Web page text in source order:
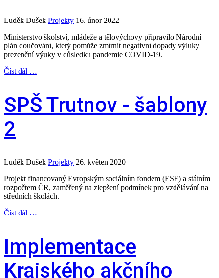
Luděk Dušek Projekty 16. únor 2022
Ministerstvo školství, mládeže a tělovýchovy připravilo Národní
plán doučování, který pomůže zmírnit negativní dopady výluky
prezenční výuky v důsledku pandemie COVID-19.
Číst dál …
SPŠ Trutnov - šablony
2
Luděk Dušek Projekty 26. květen 2020
Projekt financovaný Evropským sociálním fondem (ESF) a státním
rozpočtem ČR, zaměřený na zlepšení podmínek pro vzdělávání na
středních školách.
Číst dál …
Implementace
Krajského akčního